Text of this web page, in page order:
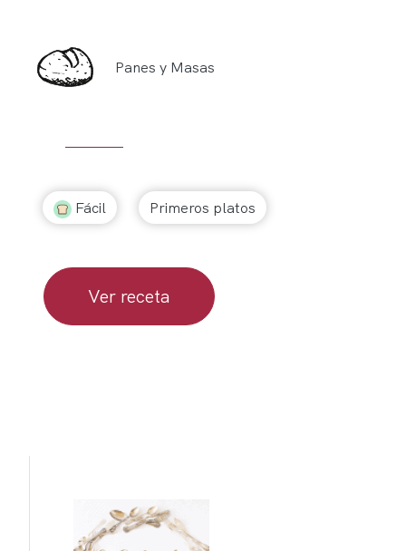
Panes y Masas
Fácil Primeros platos
Ver receta